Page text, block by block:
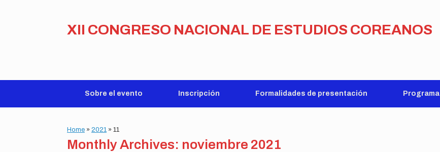
XII CONGRESO NACIONAL DE ESTUDIOS COREANOS
Sobre el evento Inscripción Formalidades de presentación Programa
Home » 2021 » 11
Monthly Archives: noviembre 2021